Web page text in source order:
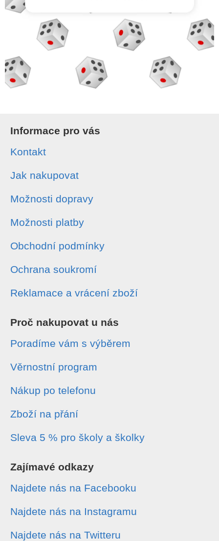
Informace pro vás
Kontakt
Jak nakupovat
Možnosti dopravy
Možnosti platby
Obchodní podmínky
Ochrana soukromí
Reklamace a vrácení zboží
Proč nakupovat u nás
Poradíme vám s výběrem
Věrnostní program
Nákup po telefonu
Zboží na přání
Sleva 5 % pro školy a školky
Zajímavé odkazy
Najdete nás na Facebooku
Najdete nás na Instagramu
Najdete nás na Twitteru